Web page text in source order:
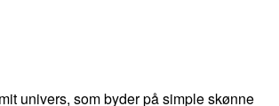
univers, som byder på simple skønne